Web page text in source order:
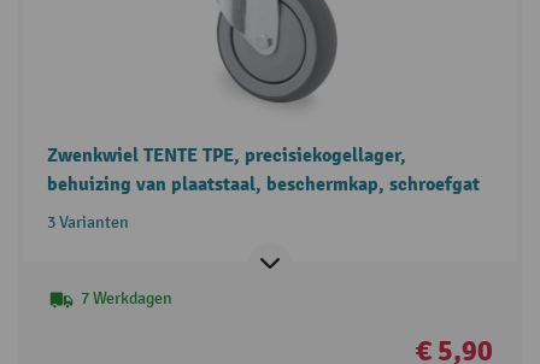
Zwenkwiel TENTE TPE, precisiekogellager,
behuizing van plaatstaal, beschermkap, schroefgat
3 Varianten
7 Werkdagen
€ 5,90